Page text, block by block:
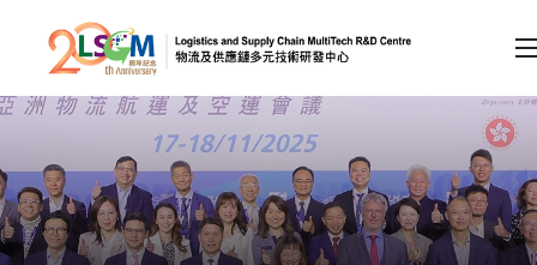
跳到內容（按回車鍵）
會員登入
A A EN 繁 简